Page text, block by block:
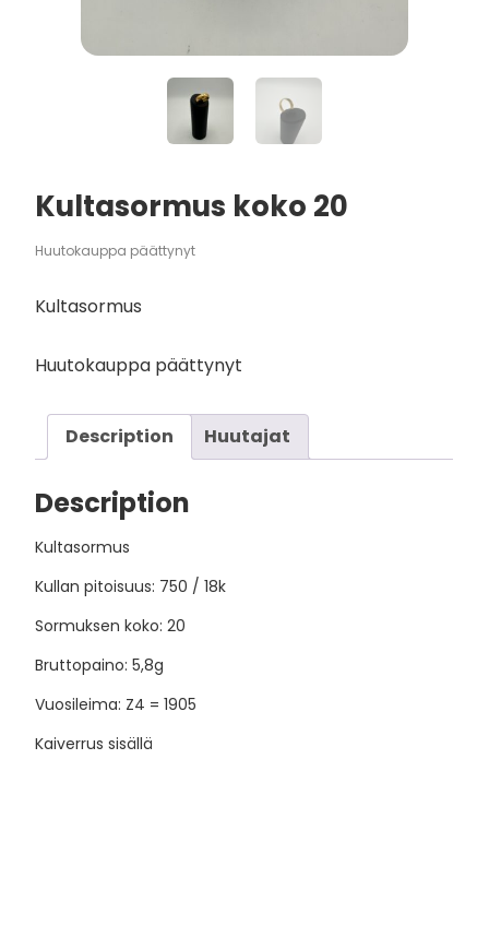
Kultasormus koko 20
Huutokauppa päättynyt
Kultasormus
Huutokauppa päättynyt
Description Huutajat
Description
Kultasormus
Kullan pitoisuus: 750 / 18k
Sormuksen koko: 20
Bruttopaino: 5,8g
Vuosileima: Z4 = 1905
Kaiverrus sisällä